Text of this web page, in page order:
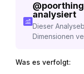
@
analysiert
Dieser
Dimensionen
Was es verfolgt: